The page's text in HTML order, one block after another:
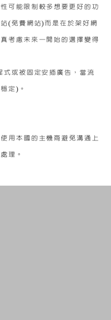
可能限制較多想要更好的功
(免費網站)而是在於架好網
考慮未來一開始的選擇變得
或被固定安插廣告，當流
定)。
用本國的主機商避免溝通上
理。